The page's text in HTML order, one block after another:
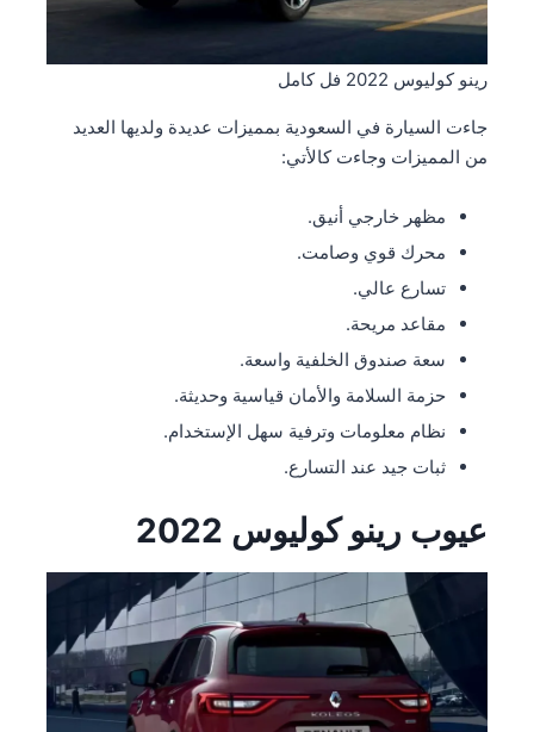
رينو كوليوس 2022 فل كامل
جاءت السيارة في السعودية بمميزات عديدة ولديها العديد
من المميزات وجاءت كالأتي:
مظهر خارجي أنيق.
محرك قوي وصامت.
تسارع عالي.
مقاعد مريحة.
سعة صندوق الخلفية واسعة.
حزمة السلامة والأمان قياسية وحديثة.
نظام معلومات وترفية سهل الإستخدام.
ثبات جيد عند التسارع.
عيوب رينو كوليوس 2022